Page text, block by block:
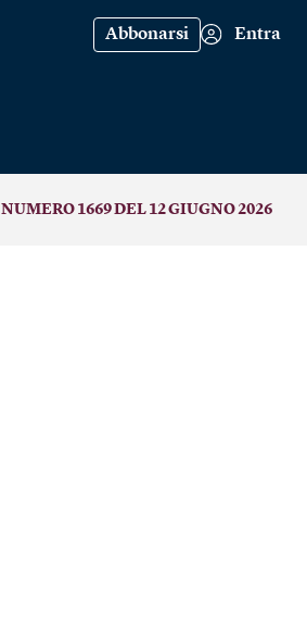
Abbonarsi Entra
NUMERO 1669 DEL 12 GIUGNO 2026